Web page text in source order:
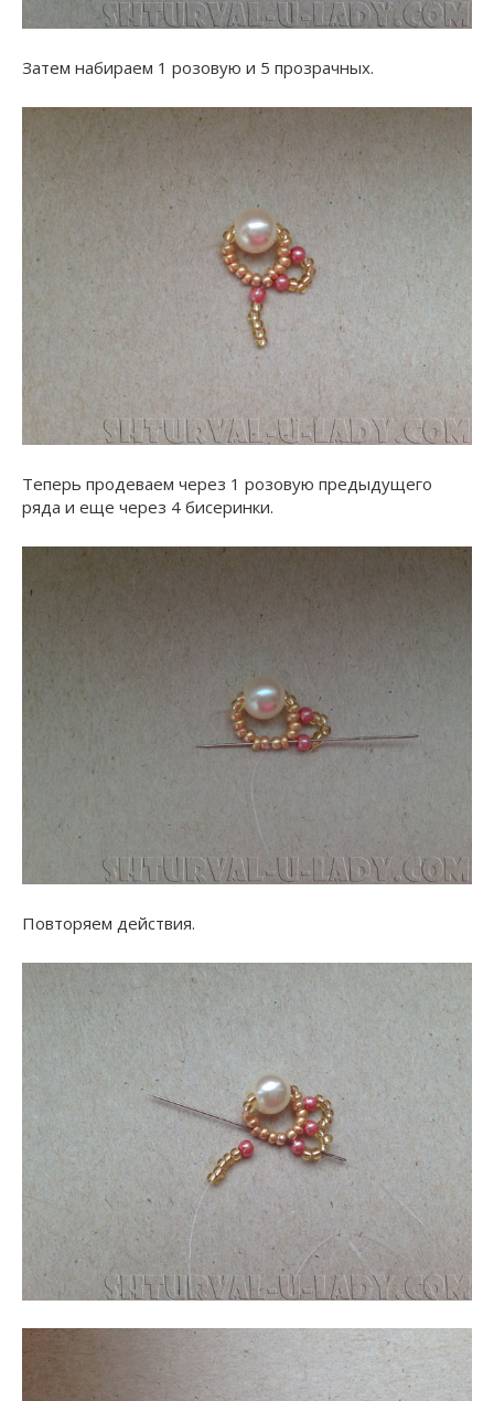
Затем набираем 1 розовую и 5 прозрачных.
Теперь продеваем через 1 розовую предыдущего
ряда и еще через 4 бисеринки.
Повторяем действия.